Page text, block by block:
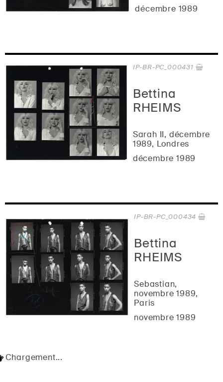
décembre 1989
Bettina
RHEIMS
Sarah II, décembre
1989, Londres
décembre 1989
IP-BR-PC_000431
Bettina
RHEIMS
Sebastian,
novembre 1989,
Paris
novembre 1989
IP-BR-PC_000434
Chargement...